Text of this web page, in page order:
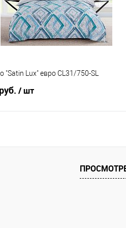
"Satin Lux" евро CL31/750-SL
/ шт